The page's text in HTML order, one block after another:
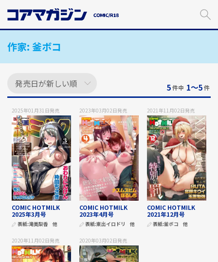
ン
作家: 釜ボコ
5件中 1〜5件
2025年01月31日発売
COMIC HOTMILK
2025年3月号
表紙:滝美梨香 他
2023年03月02日発売
COMIC HOTMILK
2023年4月号
表紙:東出イロドリ 他
2021年11月02日発売
COMIC HOTMILK
2021年12月号
表紙:釜ボコ 他
2020年11月02日発売 2020年03月02日発売